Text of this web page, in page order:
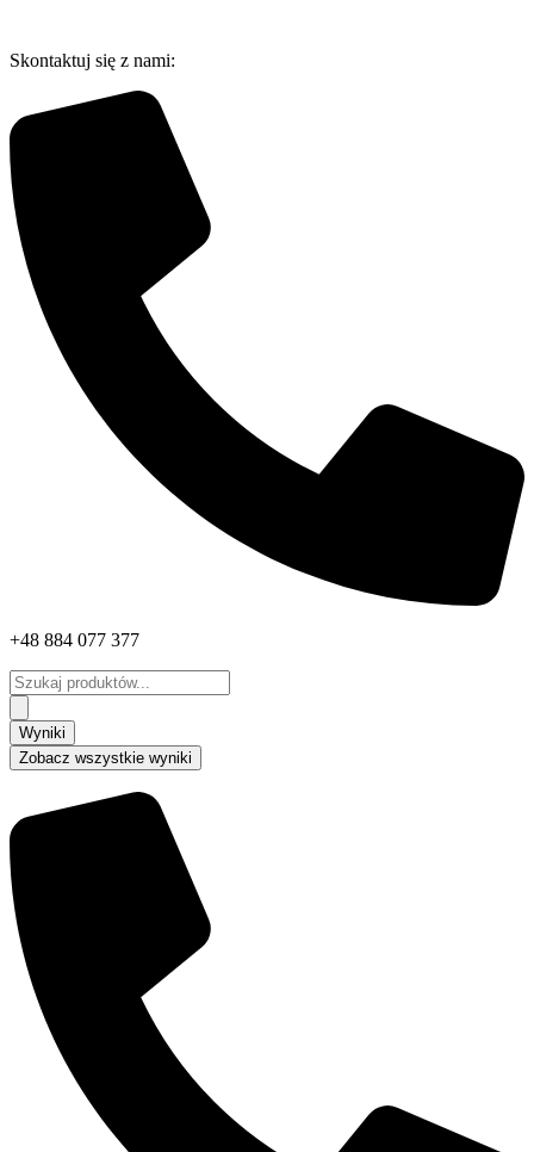
treści
Skontaktuj się z nami:
+48 884 077 377
Search
...
Wyniki
Zobacz wszystkie wyniki